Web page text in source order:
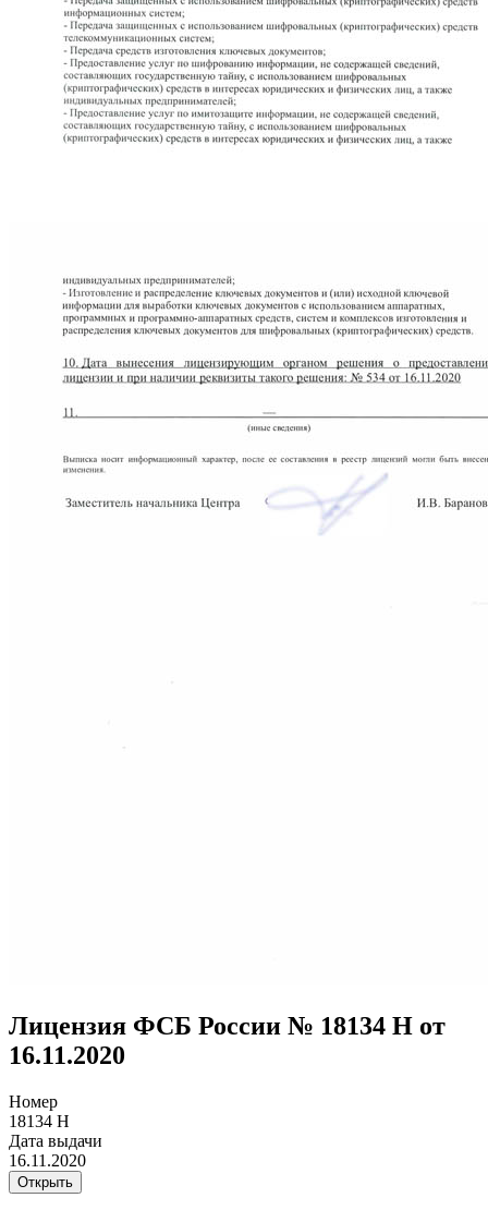
Лицензия ФСБ России № 18134 Н от
16.11.2020
Номер
18134 Н
Дата выдачи
16.11.2020
Открыть